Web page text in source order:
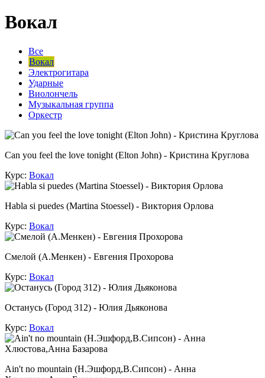
Вокал
Все
Вокал
Электрогитара
Ударные
Виолончель
Музыкальная группа
Оркестр
Can you feel the love tonight (Elton John) - Кристина Круглова
Курс: Вокал
Habla si puedes (Martina Stoessel) - Виктория Орлова
Курс: Вокал
Смелой (А.Менкен) - Евгения Прохорова
Курс: Вокал
Останусь (Город 312) - Юлия Дьяконова
Курс: Вокал
Ain't no mountain (Н.Эшфорд,В.Сипсон) - Анна